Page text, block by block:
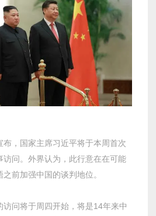
布，国家主席习近平将于本周首次
访问。外界认为，此行意在在可能
前加强中国的谈判地位。
访问将于周四开始，将是14年来中